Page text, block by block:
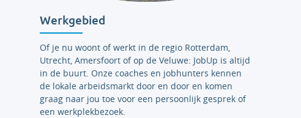
Werkgebied
Of je nu woont of werkt in de regio Rotterdam,
Utrecht, Amersfoort of op de Veluwe: JobUp is altijd
in de buurt. Onze coaches en jobhunters kennen
de lokale arbeidsmarkt door en door en komen
graag naar jou toe voor een persoonlijk gesprek of
een werkplekbezoek.